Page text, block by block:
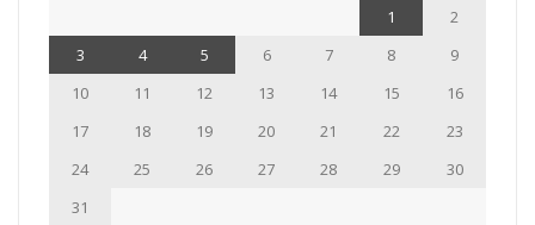
1
2
3
4 5 6 7 8
9
10
11 12 13 14 15
16
17
18 19 20 21 22
23
24
25 26 27 28 29
30
31